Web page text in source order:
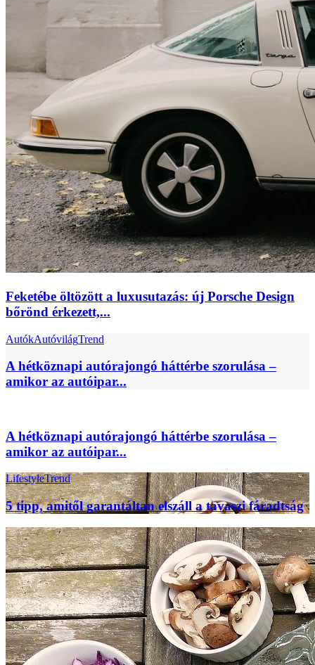
Feketébe öltözött a luxusutazás: új Porsche Design
bőrönd érkezett,...
AutókAutóvilágTrend
A hétköznapi autórajongó háttérbe szorulása –
amikor az autóipar...
A hétköznapi autórajongó háttérbe szorulása –
amikor az autóipar...
LifestyleTrend
5 tipp, amitől garantáltan elszáll a tavaszi fáradtság